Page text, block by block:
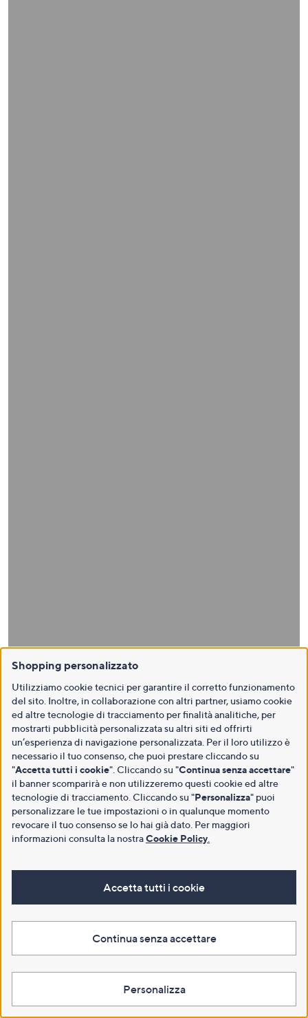
Shopping personalizzato
Utilizziamo cookie tecnici per garantire il corretto funzionamento
del sito. Inoltre, in collaborazione con altri partner, usiamo cookie
ed altre tecnologie di tracciamento per finalità analitiche, per
mostrarti pubblicità personalizzata su altri siti ed offrirti
un’esperienza di navigazione personalizzata. Per il loro utilizzo è
necessario il tuo consenso, che puoi prestare cliccando su
"Accetta tutti i cookie". Cliccando su "Continua senza accettare"
il banner scomparirà e non utilizzeremo questi cookie ed altre
tecnologie di tracciamento. Cliccando su "Personalizza" puoi
personalizzare le tue impostazioni o in qualunque momento
revocare il tuo consenso se lo hai già dato. Per maggiori
informazioni consulta la nostraCookie Policy
Accetta tutti i cookie
Continua senza accettare
Personalizza